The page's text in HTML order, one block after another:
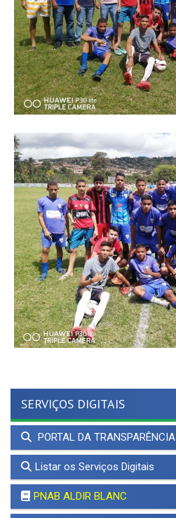
SERVIÇOS DIGITAIS
PORTAL DA TRANSPARÊNCIA
Listar os Serviços Digitais
PNAB ALDIR BLANC